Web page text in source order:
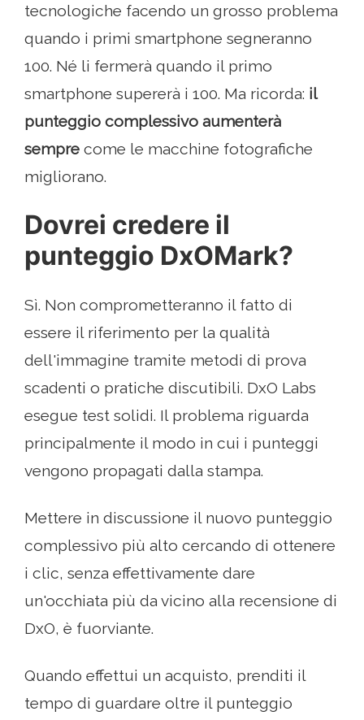
tecnologiche facendo un grosso problema
quando i primi smartphone segneranno
100. Né li fermerà quando il primo
smartphone supererà i 100. Ma ricorda: il
punteggio complessivo aumenterà
sempre come le macchine fotografiche
migliorano.
Dovrei credere il
punteggio DxOMark?
Sì. Non comprometteranno il fatto di
essere il riferimento per la qualità
dell'immagine tramite metodi di prova
scadenti o pratiche discutibili. DxO Labs
esegue test solidi. Il problema riguarda
principalmente il modo in cui i punteggi
vengono propagati dalla stampa.
Mettere in discussione il nuovo punteggio
complessivo più alto cercando di ottenere
i clic, senza effettivamente dare
un'occhiata più da vicino alla recensione di
DxO, è fuorviante.
Quando effettui un acquisto, prenditi il ​​
tempo di guardare oltre il punteggio